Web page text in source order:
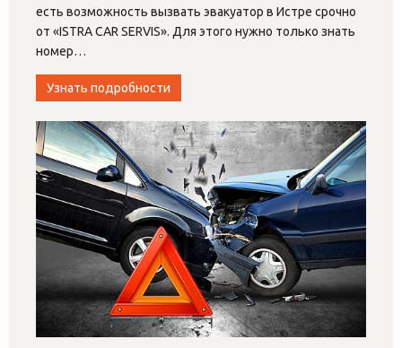
есть возможность вызвать эвакуатор в Истре срочно
от «ISTRA CAR SERVIS». Для этого нужно только знать
номер…
Узнать подробности